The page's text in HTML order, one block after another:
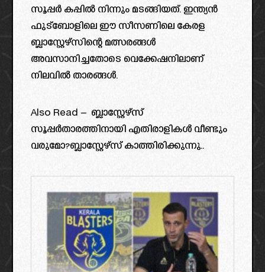
സൂപ്പർ കപ്പിൽ നിന്നും മടങ്ങിയത്. ഇന്ത്യൻ
ഫുട്ബോളിലെ ഈ സീസണിലെ കേരള
ബ്ലാസ്റ്റേഴ്സിന്റെ മത്സരങ്ങൾ
അവസാനിച്ചതോടെ വെക്കേഷനിലാണ്
നിലവിൽ താരങ്ങൾ.
Also Read – ബ്ലാസ്റ്റേഴ്‌സ്
സൂപ്പർതാരത്തിനായി എതിരാളികൾ വീണ്ടും
വരുമോ?ബ്ലാസ്റ്റേഴ്‌സ് കാത്തിരിക്കുന്നു..